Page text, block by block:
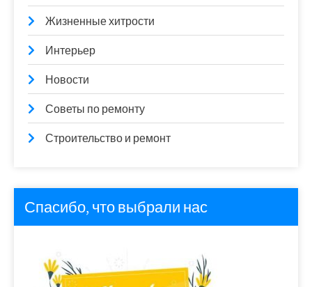
Жизненные хитрости
Интерьер
Новости
Советы по ремонту
Строительство и ремонт
Спасибо, что выбрали нас